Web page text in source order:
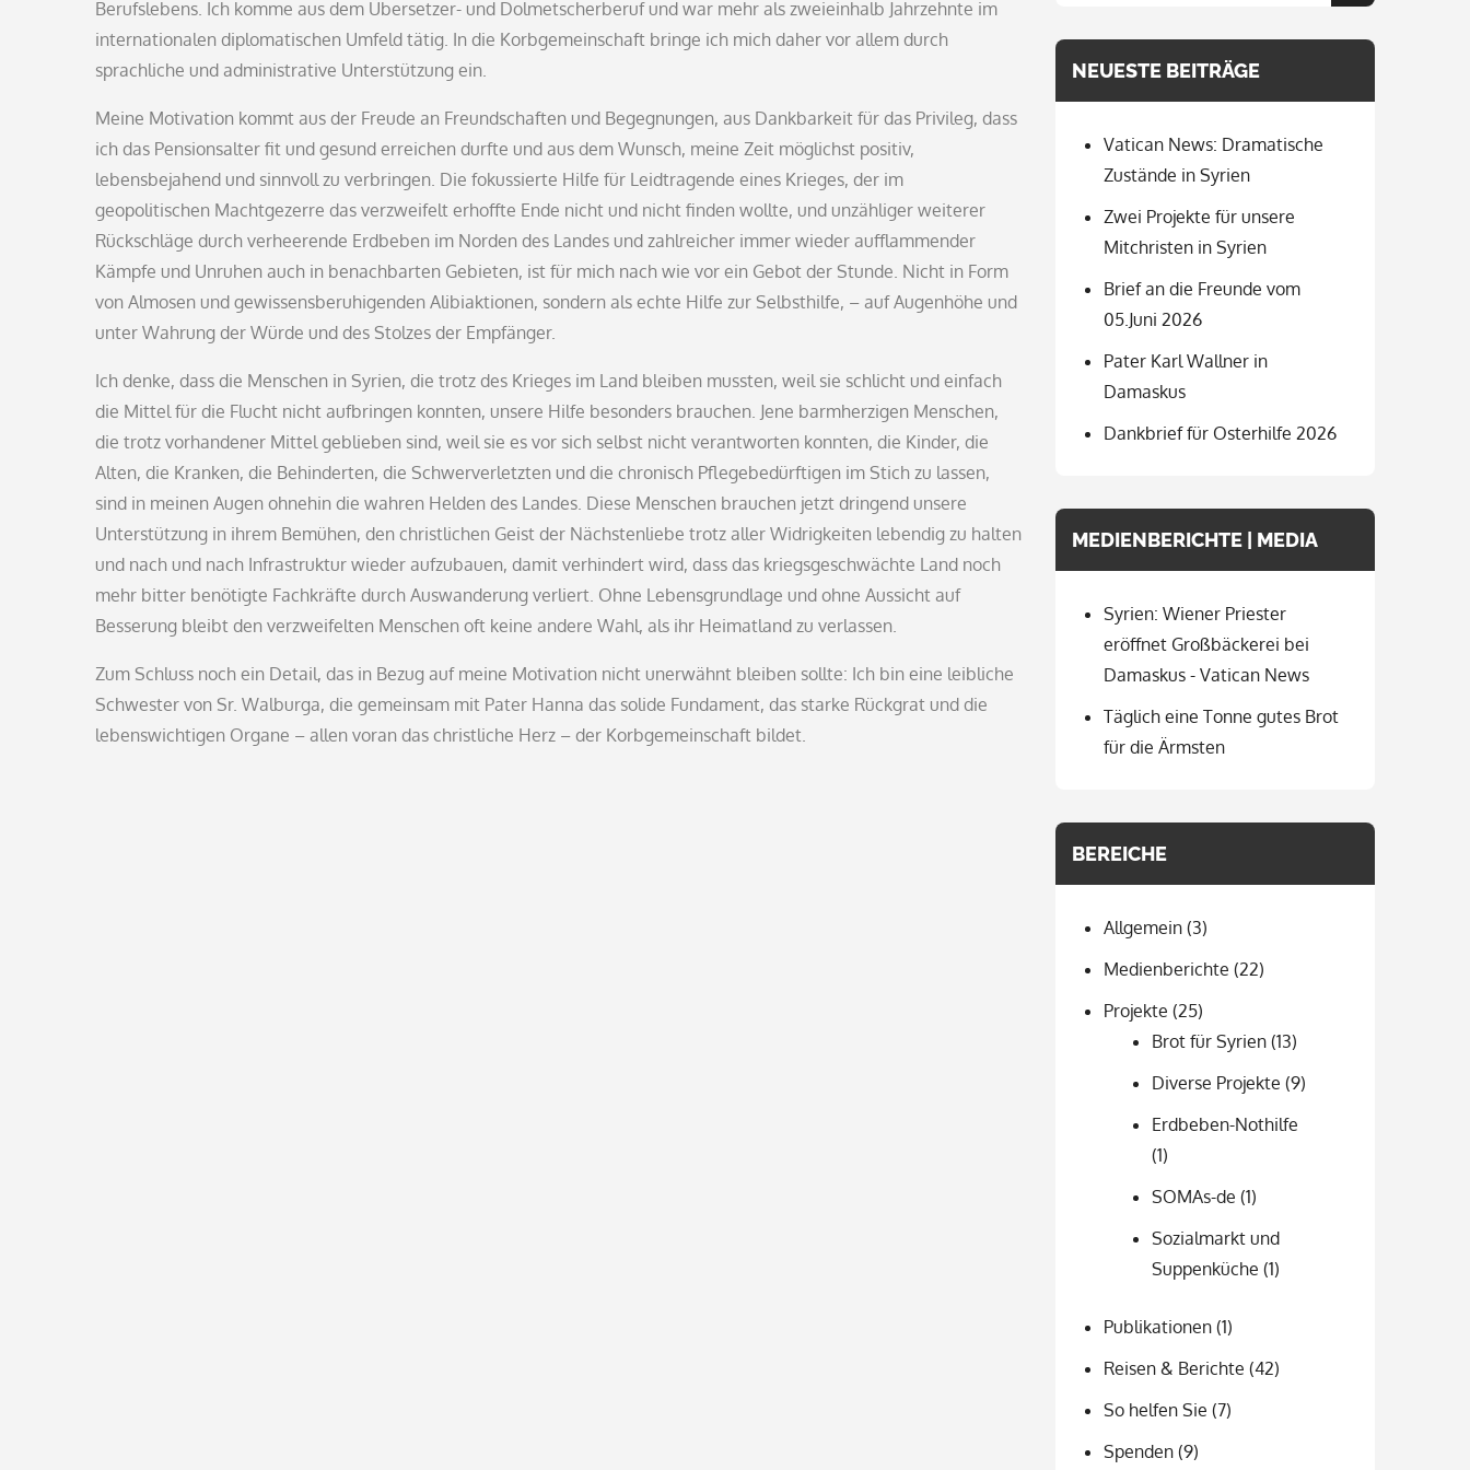
Berufslebens. Ich komme aus dem Übersetzer- und Dolmetscherberuf und war mehr als zweieinhalb Jahrzehnte im
internationalen diplomatischen Umfeld tätig. In die Korbgemeinschaft bringe ich mich daher vor allem durch
sprachliche und administrative Unterstützung ein.
Meine Motivation kommt aus der Freude an Freundschaften und Begegnungen, aus Dankbarkeit für das Privileg, dass
ich das Pensionsalter fit und gesund erreichen durfte und aus dem Wunsch, meine Zeit möglichst positiv,
lebensbejahend und sinnvoll zu verbringen. Die fokussierte Hilfe für Leidtragende eines Krieges, der im
geopolitischen Machtgezerre das verzweifelt erhoffte Ende nicht und nicht finden wollte, und unzähliger weiterer
Rückschläge durch verheerende Erdbeben im Norden des Landes und zahlreicher immer wieder aufflammender
Kämpfe und Unruhen auch in benachbarten Gebieten, ist für mich nach wie vor ein Gebot der Stunde. Nicht in Form
von Almosen und gewissensberuhigenden Alibiaktionen, sondern als echte Hilfe zur Selbsthilfe, – auf Augenhöhe und
unter Wahrung der Würde und des Stolzes der Empfänger.
Ich denke, dass die Menschen in Syrien, die trotz des Krieges im Land bleiben mussten, weil sie schlicht und einfach
die Mittel für die Flucht nicht aufbringen konnten, unsere Hilfe besonders brauchen. Jene barmherzigen Menschen,
die trotz vorhandener Mittel geblieben sind, weil sie es vor sich selbst nicht verantworten konnten, die Kinder, die
Alten, die Kranken, die Behinderten, die Schwerverletzten und die chronisch Pflegebedürftigen im Stich zu lassen,
sind in meinen Augen ohnehin die wahren Helden des Landes. Diese Menschen brauchen jetzt dringend unsere
Unterstützung in ihrem Bemühen, den christlichen Geist der Nächstenliebe trotz aller Widrigkeiten lebendig zu halten
und nach und nach Infrastruktur wieder aufzubauen, damit verhindert wird, dass das kriegsgeschwächte Land noch
mehr bitter benötigte Fachkräfte durch Auswanderung verliert. Ohne Lebensgrundlage und ohne Aussicht auf
Besserung bleibt den verzweifelten Menschen oft keine andere Wahl, als ihr Heimatland zu verlassen.
Zum Schluss noch ein Detail, das in Bezug auf meine Motivation nicht unerwähnt bleiben sollte: Ich bin eine leibliche
Schwester von Sr. Walburga, die gemeinsam mit Pater Hanna das solide Fundament, das starke Rückgrat und die
lebenswichtigen Organe – allen voran das christliche Herz – der Korbgemeinschaft bildet.
NEUESTE BEITRÄGE
Vatican News: Dramatische
Zustände in Syrien
Zwei Projekte für unsere
Mitchristen in Syrien
Brief an die Freunde vom
05.Juni 2026
Pater Karl Wallner in
Damaskus
Dankbrief für Osterhilfe 2026
MEDIENBERICHTE | MEDIA
Syrien: Wiener Priester
eröffnet Großbäckerei bei
Damaskus - Vatican News
Täglich eine Tonne gutes Brot
für die Ärmsten
BEREICHE
Allgemein(3)
Medienberichte (22)
Projekte (25)
Brot für Syrien(13)
Diverse Projekte (9)
Erdbeben-Nothilfe
(1)
SOMAs-de (1)
Sozialmarkt und
Suppenküche (1)
Publikationen(1)
Reisen & Berichte (42)
So helfen Sie (7)
Spenden(9)